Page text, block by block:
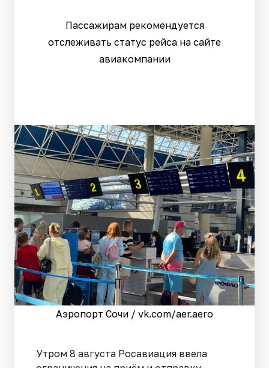
Пассажирам рекомендуется
отслеживать статус рейса на сайте
авиакомпании
Аэропорт Сочи / vk.com/aer.aero
Утром 8 августа Росавиация ввела